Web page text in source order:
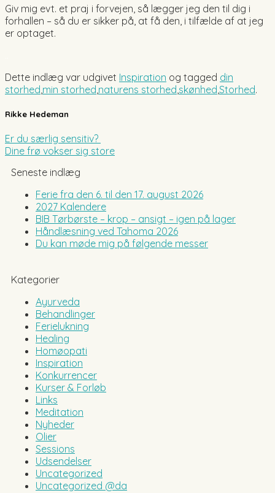
Giv mig evt. et praj i forvejen, så lægger jeg den til dig i
forhallen – så du er sikker på, at få den, i tilfælde af at jeg
er optaget.
Dette indlæg var udgivet Inspiration og tagged din
storhed min storhed naturens storhed skønhed Storhed.
Rikke Hedeman
Er du særlig sensitiv?
Dine frø vokser sig store
Seneste indlæg
Ferie fra den 6. til den 17. august 2026
2027 Kalendere
BIB Tørbørste – krop – ansigt – igen på lager
Håndlæsning ved Tahoma 2026
Du kan møde mig på følgende messer
Kategorier
Ayurveda
Behandlinger
Ferielukning
Healing
Homøopati
Inspiration
Konkurrencer
Kurser & Forløb
Links
Meditation
Nyheder
Olier
Sessions
Udsendelser
Uncategorized
Uncategorized @da